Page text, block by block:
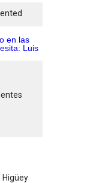
Higüey